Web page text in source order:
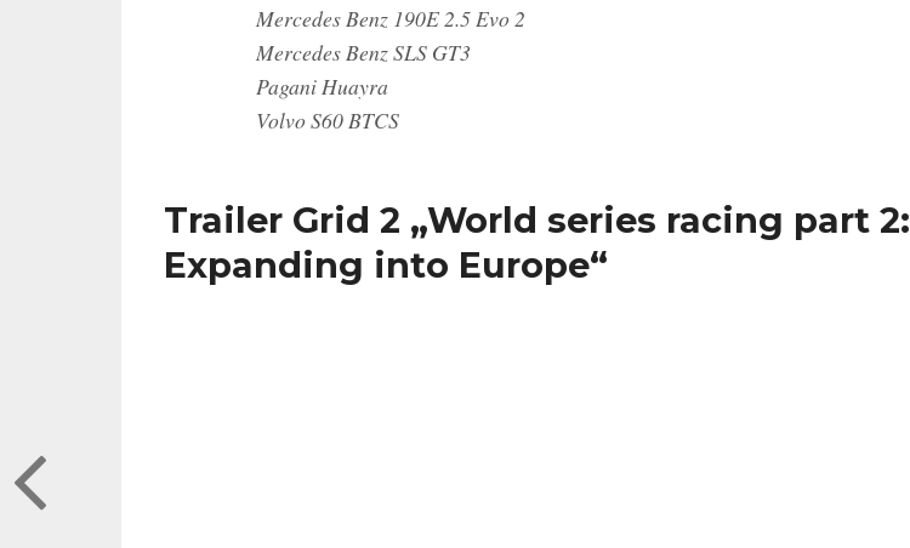
Mercedes Benz 190E 2.5 Evo 2
Mercedes Benz SLS GT3
Pagani Huayra
Volvo S60 BTCS
Trailer Grid 2 „World series racing part 2:
Expanding into Europe“